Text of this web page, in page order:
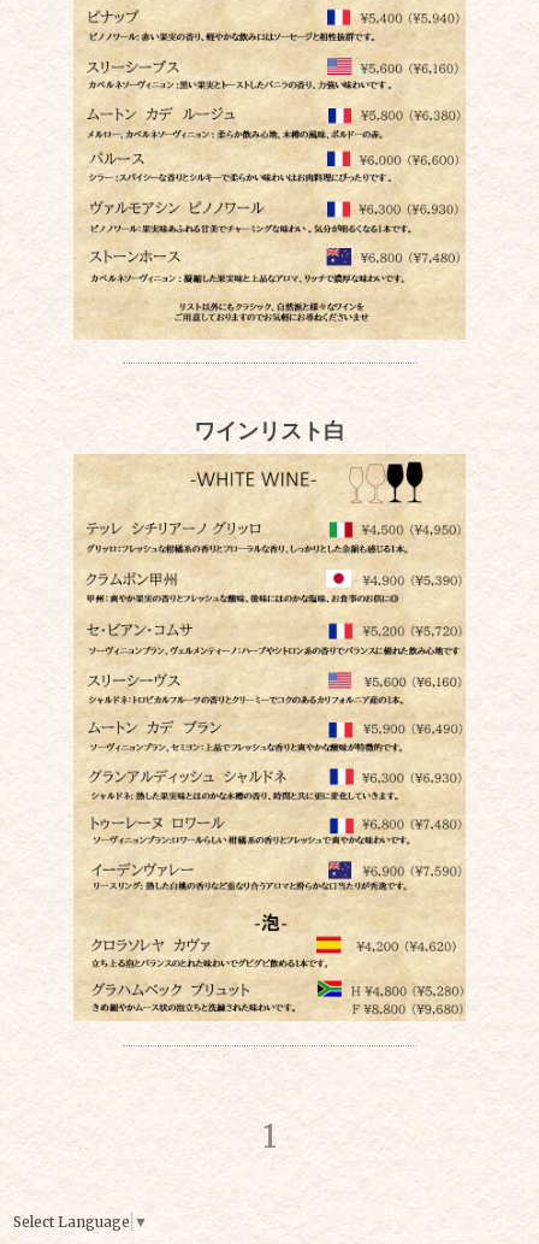
ワインリスト白
1
Select Language ▼